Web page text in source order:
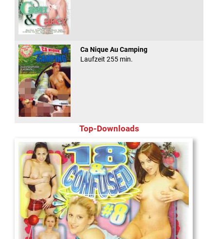
Ca Nique Au Camping
Laufzeit 255 min.
Top-Downloads